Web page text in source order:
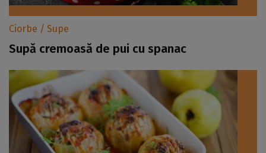
Ciorbe / Supe
Supă cremoasă de pui cu spanac